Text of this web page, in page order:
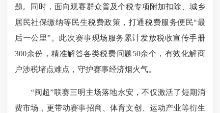
题。同时，面向观赛群众普及个税专项附加扣除、 城乡
居民社保缴纳等民生税费政策，打通税费服务便民“最
后一公里”。此次赛事现场服务累计发放税收宣传手册
300余份，精准解答各类税费问题50余个，有效化解商
户涉税堵点难点，守护赛事经济烟火气。
“闽超”联赛三明主场落地永安，不仅激活了短期消
费市场，更带动赛事招商、体育文创、运动产业等衍生